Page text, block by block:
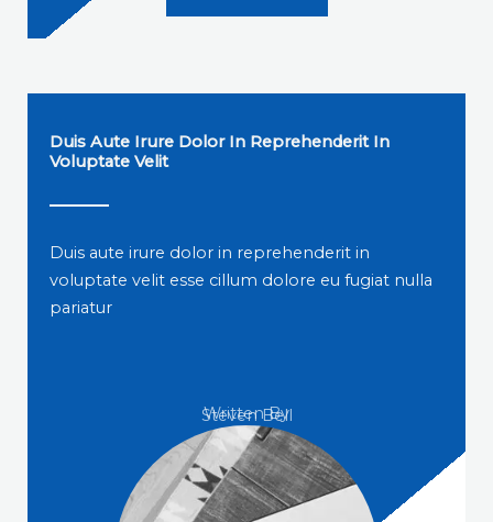
Duis Aute Irure Dolor In Reprehenderit In
Voluptate Velit
Duis aute irure dolor in reprehenderit in
voluptate velit esse cillum dolore eu fugiat nulla
pariatur
Written By
Steven Bell